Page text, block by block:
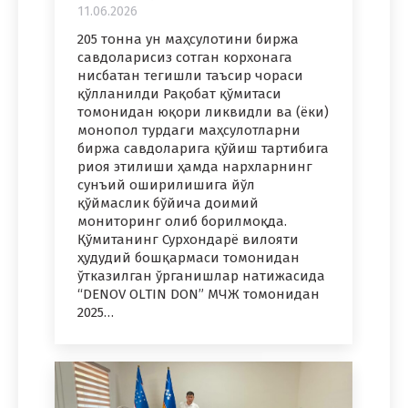
11.06.2026
205 тонна ун маҳсулотини биржа
савдоларисиз сотган корхонага
нисбатан тегишли таъсир чораси
қўлланилди Рақобат қўмитаси
томонидан юқори ликвидли ва (ёки)
монопол турдаги маҳсулотларни
биржа савдоларига қўйиш тартибига
риоя этилиши ҳамда нархларнинг
сунъий оширилишига йўл
қўймаслик бўйича доимий
мониторинг олиб борилмоқда.
Қўмитанинг Сурхондарё вилояти
ҳудудий бошқармаси томонидан
ўтказилган ўрганишлар натижасида
“DENOV OLTIN DON” МЧЖ томонидан
2025…